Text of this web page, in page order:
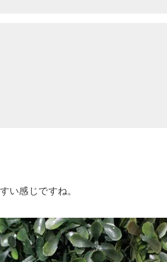
い感じですね。